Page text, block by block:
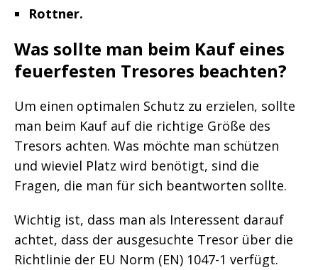
Rottner.
Was sollte man beim Kauf eines
feuerfesten Tresores beachten?
Um einen optimalen Schutz zu erzielen, sollte
man beim Kauf auf die richtige Größe des
Tresors achten. Was möchte man schützen
und wieviel Platz wird benötigt, sind die
Fragen, die man für sich beantworten sollte.
Wichtig ist, dass man als Interessent darauf
achtet, dass der ausgesuchte Tresor über die
Richtlinie der EU Norm (EN) 1047-1 verfügt.